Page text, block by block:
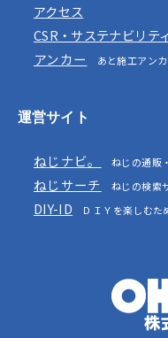
アクセス
CSR・サステナビリティ
アンカー
あと施工アン
運営サイト
ねじナビ。 ねじの通販
ねじサーチ ねじの検索
DIY-ID ＤＩＹを楽しむた